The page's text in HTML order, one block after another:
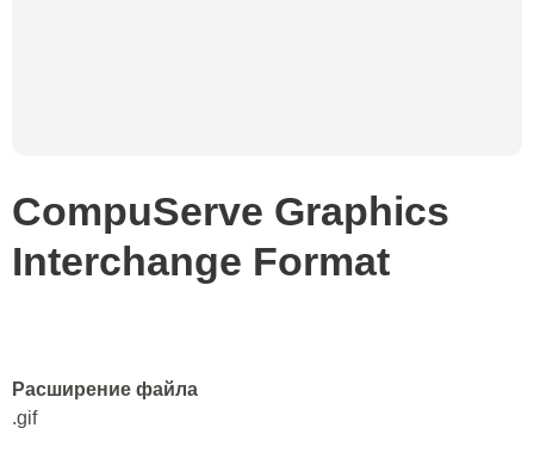
CompuServe Graphics
Interchange Format
Расширение файла
.gif